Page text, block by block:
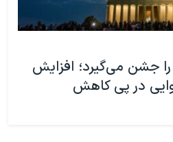
را جشن می‌گیرد؛ افزایش
در پی کاهش